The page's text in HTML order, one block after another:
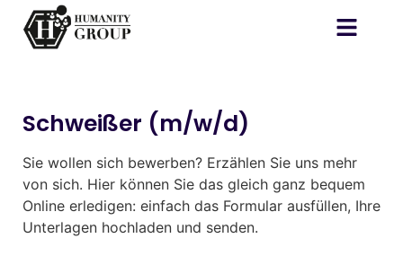
Schweißer (m/w/d)
Sie wollen sich bewerben? Erzählen Sie uns mehr
von sich. Hier können Sie das gleich ganz bequem
Online erledigen: einfach das Formular ausfüllen, Ihre
Unterlagen hochladen und senden.